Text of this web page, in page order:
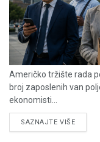
Američko tržište rada
broj zaposlenih van
ekonomisti...
SAZNAJTE VIŠEDETAILS